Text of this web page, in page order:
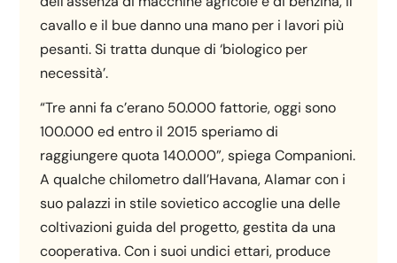
cavallo e il bue danno una mano per i lavori più
pesanti. Si tratta dunque di ‘biologico per
necessità’.
“Tre anni fa c’erano 50.000 fattorie, oggi sono
100.000 ed entro il 2015 speriamo di
raggiungere quota 140.000”, spiega Companioni.
A qualche chilometro dall’Havana, Alamar con i
suo palazzi in stile sovietico accoglie una delle
coltivazioni guida del progetto, gestita da una
cooperativa. Con i suoi undici ettari, produce